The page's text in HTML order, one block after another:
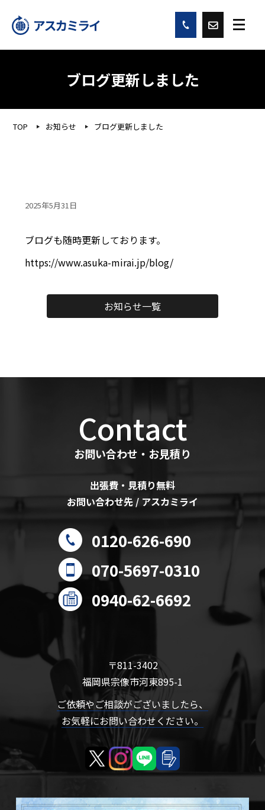
ブログ更新しました
TOP お知らせ ブログ更新しました
2025年5月31日
ブログも随時更新しております。
https://www.asuka-mirai.jp/blog/
お知らせ一覧
Contact
お問い合わせ・お見積り
出張費・見積り無料
お問い合わせ先 / アスカミライ
0120-626-690
070-5697-0310
0940-62-6692
〒811-3402
福岡県宗像市河東895-1
ご依頼やご相談がございましたら、
お気軽にお問い合わせください。